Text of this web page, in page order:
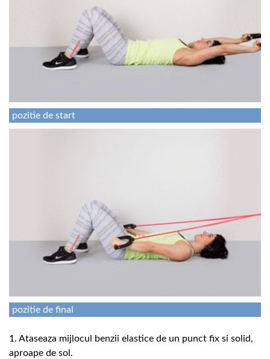
pozitie de start
pozitie de final
1. Ataseaza mijlocul benzii elastice de un punct fix si solid,
aproape de sol.